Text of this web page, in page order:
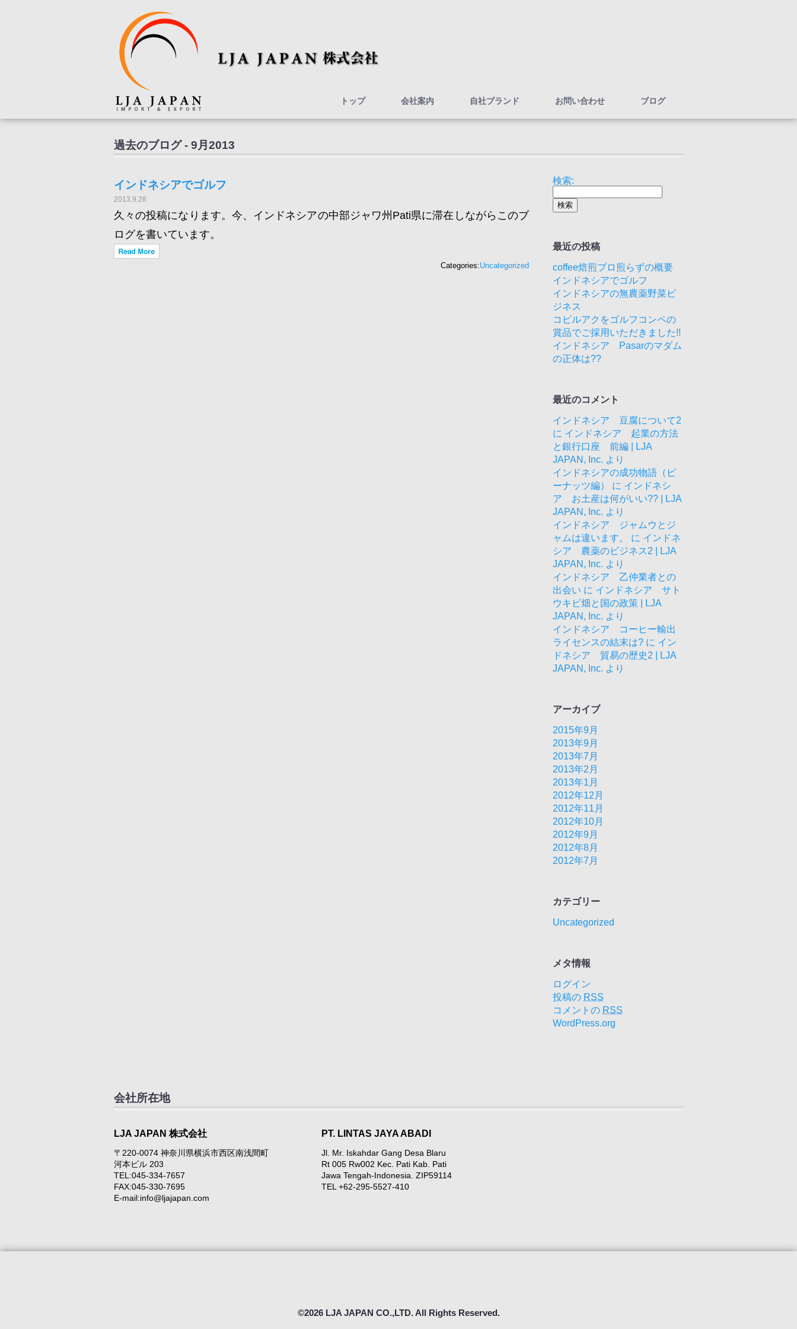
トップ 会社案内 自社ブランド お問い合わせ ブログ
過去のブログ - 9月2013
インドネシアでゴルフ
2013.9.28
久々の投稿になります。今、インドネシアの中部ジャワ州Pati県に滞在しながらこのブ
ログを書いています。
Categories:Uncategorized
検索:
最近の投稿
coffee焙煎プロ煎らずの概要
インドネシアでゴルフ
インドネシアの無農薬野菜ビ
ジネス
コピルアクをゴルフコンペの
賞品でご採用いただきました!!
インドネシア Pasarのマダム
の正体は??
最近のコメント
インドネシア 豆腐について2
に インドネシア 起業の方法
と銀行口座 前編 | LJA
JAPAN, Inc. より
インドネシアの成功物語（ピ
ーナッツ編）
に インドネシ
ア お土産は何がいい?? | LJA
JAPAN, Inc. より
インドネシア ジャムウとジ
ャムは違います。
に インドネ
シア 農薬のビジネス2 | LJA
JAPAN, Inc. より
インドネシア 乙仲業者との
出会い に インドネシア サト
ウキビ畑と国の政策 | LJA
JAPAN, Inc. より
インドネシア コーヒー輸出
ライセンスの結末は? に イン
ドネシア 貿易の歴史2 | LJA
JAPAN, Inc. より
アーカイブ
2015年9月
2013年9月
2013年7月
2013年2月
2013年1月
2012年12月
2012年11月
2012年10月
2012年9月
2012年8月
2012年7月
カテゴリー
Uncategorized
メタ情報
ログイン
投稿の RSS
コメントの RSS
WordPress.org
会社所在地
LJA JAPAN 株式会社
〒220-0074 神奈川県横浜市西区南浅間町
河本ビル 203
TEL:045-334-7657
FAX:045-330-7695
E-mail:info@ljajapan.com
PT. LINTAS JAYA ABADI
Jl. Mr. Iskahdar Gang Desa Blaru
Rt 005 Rw002 Kec. Pati Kab. Pati
Jawa Tengah-Indonesia. ZIP59114
TEL +62-295-5527-410
©2026 LJA JAPAN CO.,LTD. All Rights Reserved.